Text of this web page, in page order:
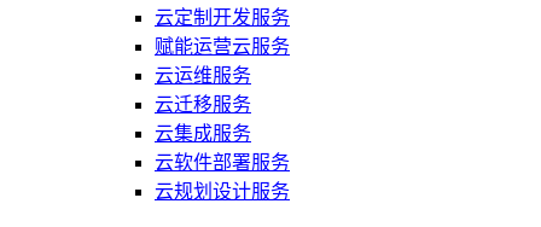
云定制开发服务
赋能运营云服务
云运维服务
云迁移服务
云集成服务
云软件部署服务
云规划设计服务